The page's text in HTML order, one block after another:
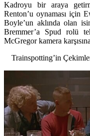
Kadroyu bir araya
Renton’u oynaması için
Boyle’un aklında olan
Bremmer’a Spud rolü
McGregor kamera
Trainspotting’in